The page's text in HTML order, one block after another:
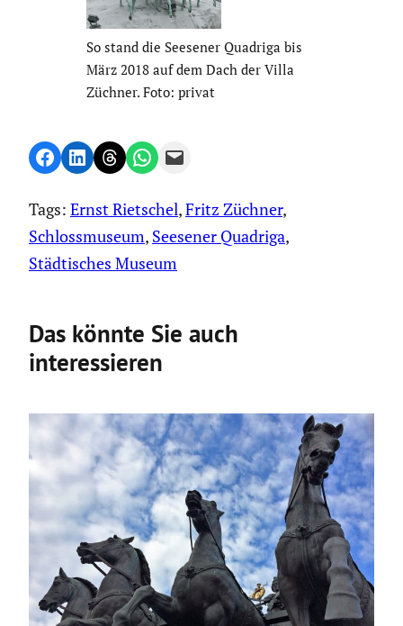
So stand die Seesener Quadriga bis
März 2018 auf dem Dach der Villa
Züchner. Foto: privat
Share on Facebook
Share on LinkedIn
Share on Threads
Share on WhatsApp
Email this Page
Tags: Ernst Rietschel, Fritz Züchner
Schlossmuseum, Seesener Quadriga
Städtisches Museum
Das könnte Sie auch
interessieren